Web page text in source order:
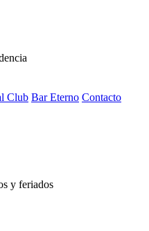
Club Bar Eterno Contacto
y feriados